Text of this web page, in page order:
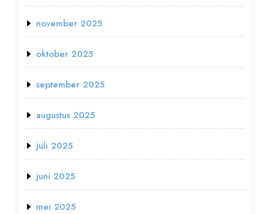
november 2025
oktober 2025
september 2025
augustus 2025
juli 2025
juni 2025
mei 2025